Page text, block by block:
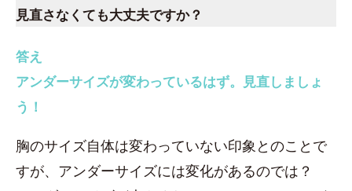
見直さなくても大丈夫ですか？
答え
アンダーサイズが変わっているはず。見直しましょ
う！
胸のサイズ自体は変わっていない印象とのことで
すが、アンダーサイズには変化があるのでは？